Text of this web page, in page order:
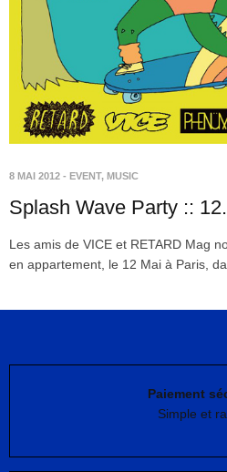
8 MAI 2012 - EVENT, MUSIC
Splash Wave Party ::
Les amis de VICE et RETARD Mag
en appartement, le 12 Mai à Paris,
Paiement
Simple et